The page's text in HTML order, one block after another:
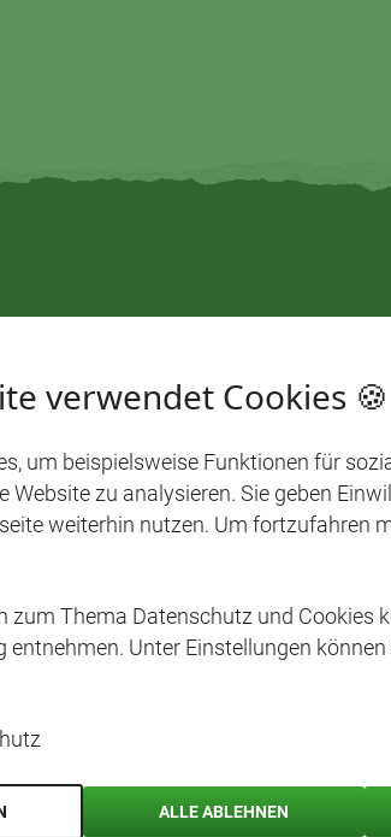
verwendet Cookies 🍪
um beispielsweise Funktionen für
Website zu analysieren. Sie geben
weiterhin nutzen. Um fortzufahren
zum Thema Datenschutz und Cookies
Unter Einstellungen können
ALLE ABLEHNEN